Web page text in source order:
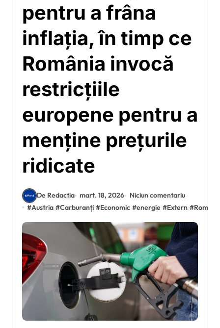
pentru a frâna
inflația, în timp ce
România invocă
restricțiile
europene pentru a
menține prețurile
ridicate
De Redactia mart. 18, 2026
Niciun comentariu
#Austria #Carburanți #Economic #energie #Extern #